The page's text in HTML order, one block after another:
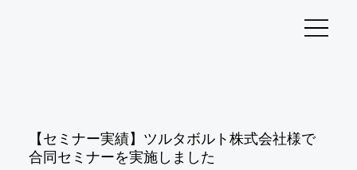
【セミナー実績】ツルタボルト株式会社様で
合同セミナーを実施しました